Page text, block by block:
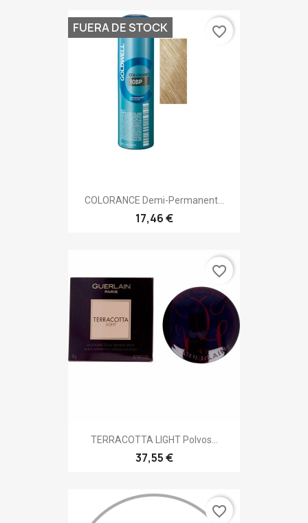
COLORANCE Demi-Permanent...
17,46 €
FUERA DE STOCK favorite_border
TERRACOTTA LIGHT Polvos...
37,55 €
favorite_border
favorite_border